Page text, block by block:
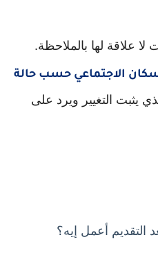
علاقة لها بالملاحظة.
الاجتماعي حسب حالة
يثبت التغيير ويرد على
التقديم أعمل إيه؟